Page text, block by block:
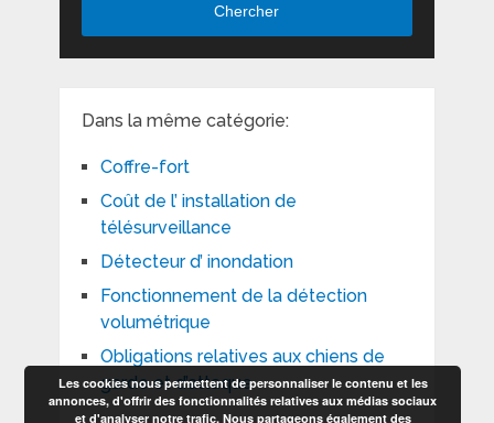
Chercher
Dans la même catégorie:
Coffre-fort
Coût de l’ installation de
télésurveillance
Détecteur d’ inondation
Fonctionnement de la détection
volumétrique
Obligations relatives aux chiens de
garde et d’attaque
Les cookies nous permettent de personnaliser le contenu et les
annonces, d'offrir des fonctionnalités relatives aux médias sociaux
et d'analyser notre trafic. Nous partageons également des